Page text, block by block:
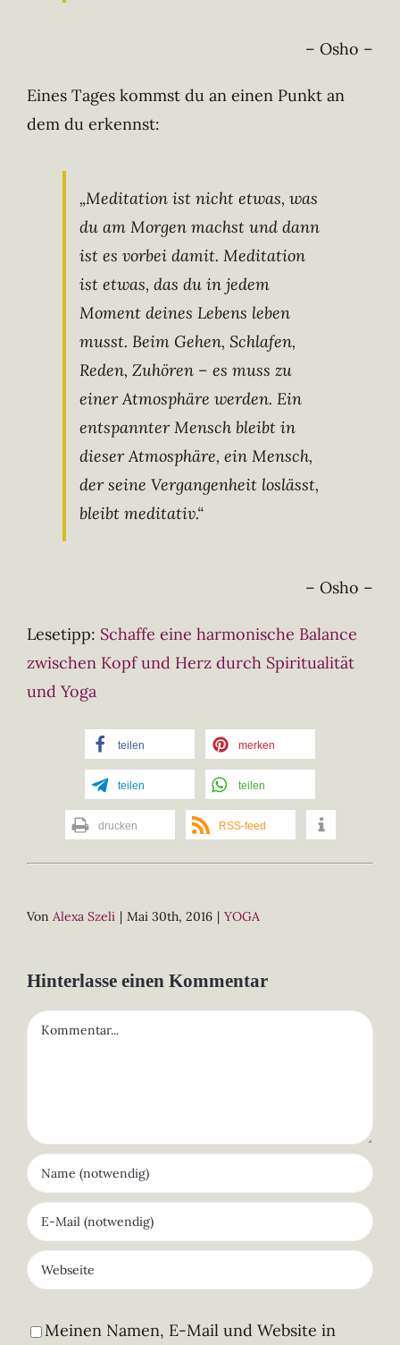
– Osho –
Eines Tages kommst du an einen Punkt an
dem du erkennst:
„Meditation ist nicht etwas, was
du am Morgen machst und dann
ist es vorbei damit. Meditation
ist etwas, das du in jedem
Moment deines Lebens leben
musst. Beim Gehen, Schlafen,
Reden, Zuhören – es muss zu
einer Atmosphäre werden. Ein
entspannter Mensch bleibt in
dieser Atmosphäre, ein Mensch,
der seine Vergangenheit loslässt,
bleibt meditativ.“
– Osho –
Lesetipp: Schaffe eine harmonische Balance
zwischen Kopf und Herz durch Spiritualität
und Yoga
teilen merken
teilen teilen
drucken RSS-feed
Von Alexa Szeli | Mai 30th, 2016 | YOGA
Hinterlasse einen Kommentar
Kommentar
Meinen Namen, E-Mail und Website in